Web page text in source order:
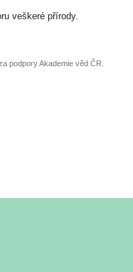
veškeré přírody.
podpory Akademie věd ČR.